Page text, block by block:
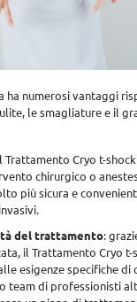
ha numerosi vantaggi
le smagliature e il
Trattamento Cryo t-
chirurgico o
più sicura e
del trattamento:
il Trattamento Cryo t-
esigenze specifiche di
team di professionisti